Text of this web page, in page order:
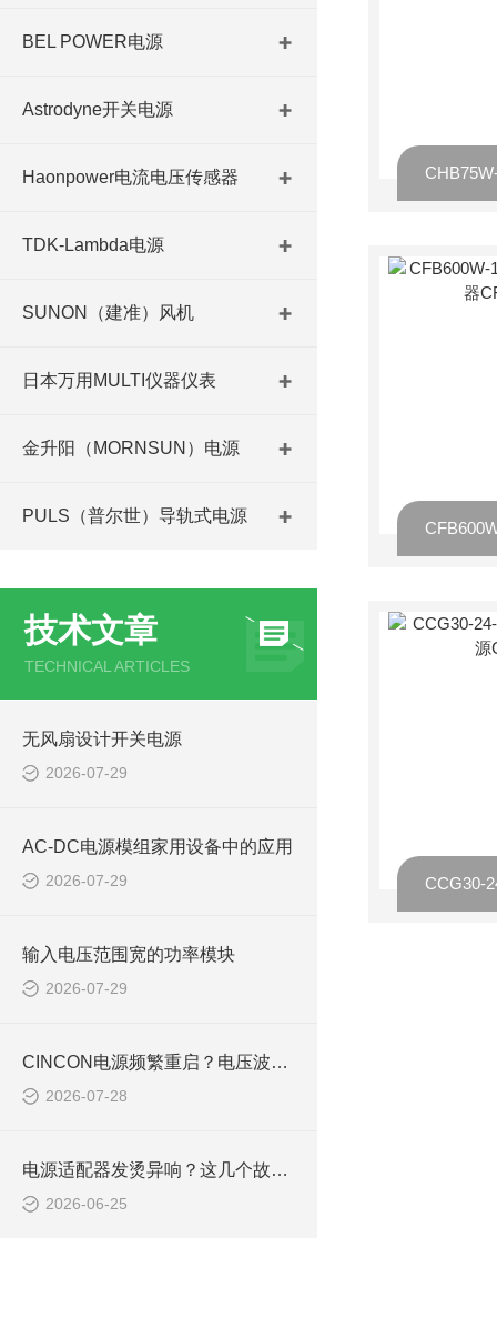
BEL POWER电源
Astrodyne开关电源
Haonpower电流电压传感器
TDK-Lambda电源
SUNON（建准）风机
日本万用MULTI仪器仪表
金升阳（MORNSUN）电源
PULS（普尔世）导轨式电源
技术文章
TECHNICAL ARTICLES
无风扇设计开关电源
2026-07-29
AC-DC电源模组家用设备中的应用
2026-07-29
输入电压范围宽的功率模块
2026-07-29
CINCON电源频繁重启？电压波动与布线问题排查方案
2026-07-28
电源适配器发烫异响？这几个故障原因快速排查
2026-06-25